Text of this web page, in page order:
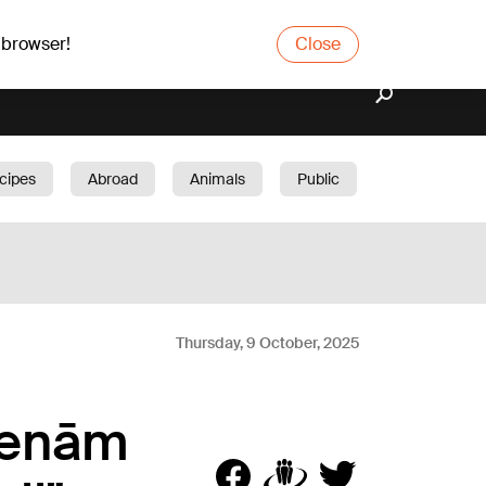
Close
Abroad Animals
Public
Thursday, 9 October, 2025